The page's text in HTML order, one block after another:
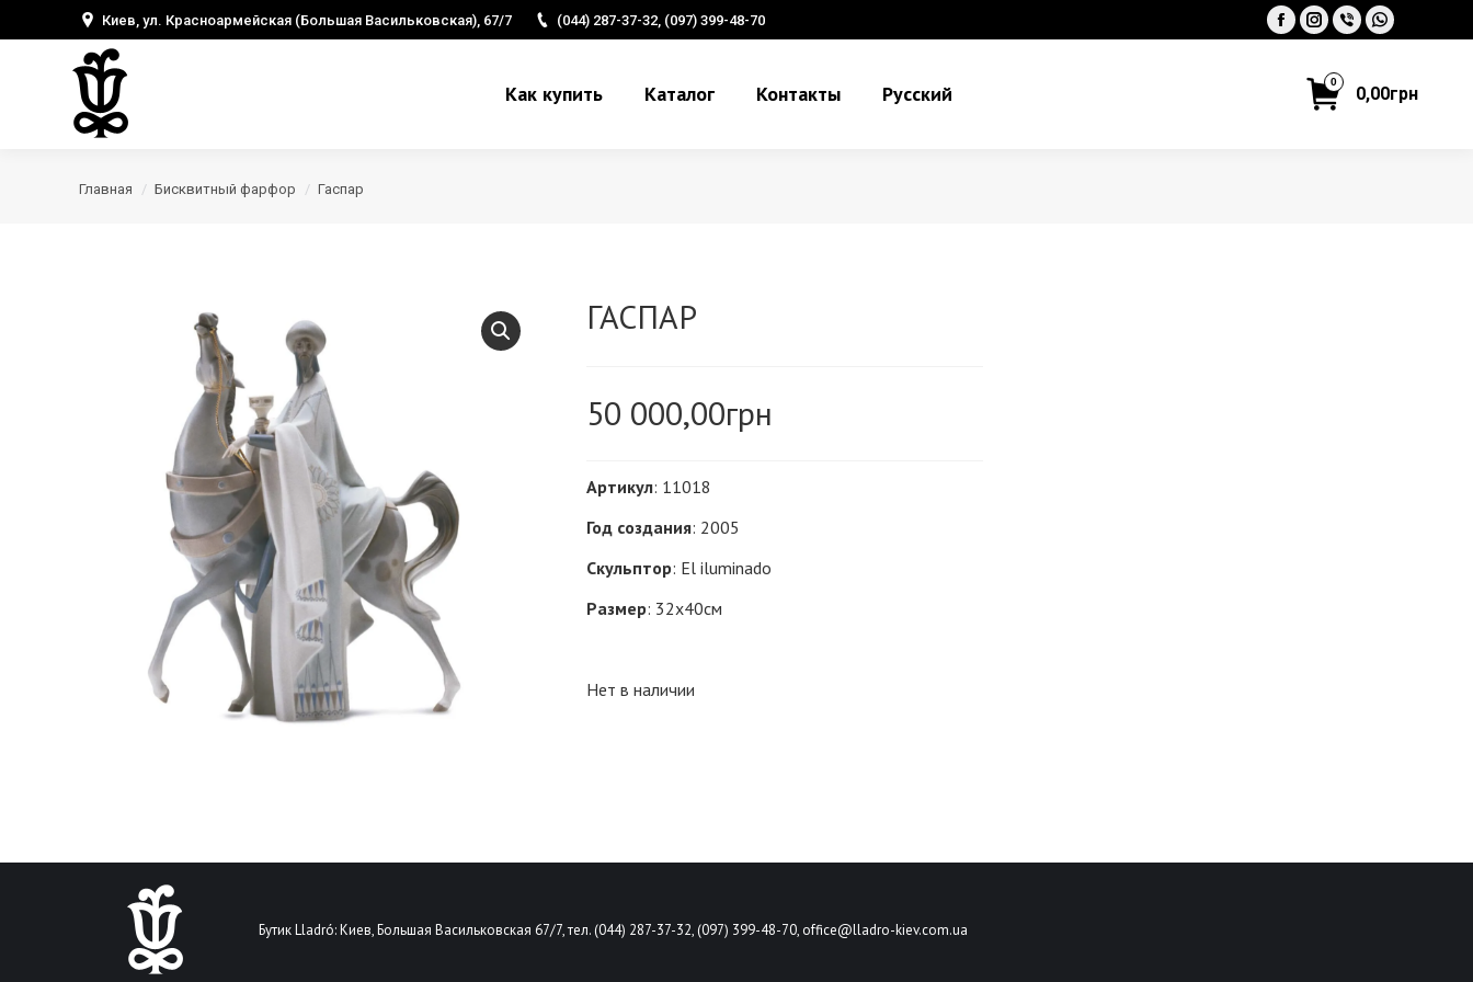
Киев, ул. Красноармейская (Большая Васильковская), 67/7 (044) 287-37-32, (097) 399-48-70 Facebook
Instagram
ViberWhatsapp
Как купить Каталог Контакты Русский 0,00грн
0
Главная Бисквитный фарфор Гаспар
ГАСПАР
50 000,00грн
Артикул: 11018
Год создания: 2005
Скульптор: El iluminado
Размер: 32х40см
Нет в наличии
Бутик Lladró: Киев, Большая Васильковская 67/7, тел. (044) 287-37-32, (097) 399-48-70, office@lladro-kiev.com.ua